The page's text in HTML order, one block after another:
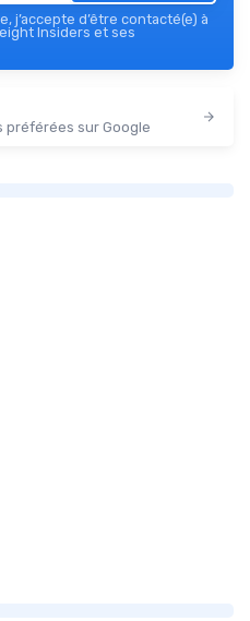
j’accepte d’être contacté(e) à
Insiders et ses
préférées sur Google